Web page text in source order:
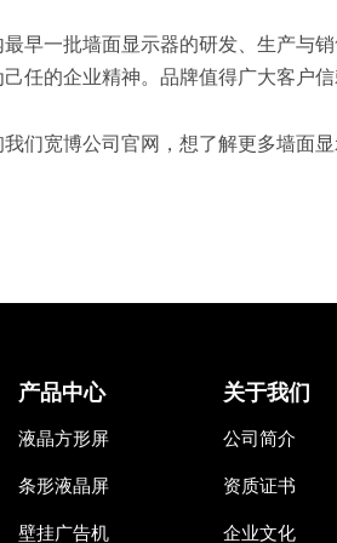
早一批墙面显示器的研发、生产与
任的企业精神。品牌值得广大客户信
们宽博公司官网，想了解更多墙面
产品中心
液晶方形屏
条形液晶屏
壁挂广告机
关于我们
公司简介
资质证书
企业文化